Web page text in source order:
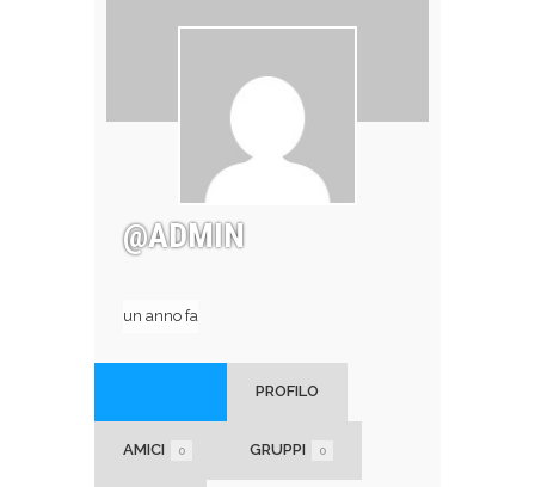
@ADMIN
un anno fa
PROFILO
AMICI 0 GRUPPI 0